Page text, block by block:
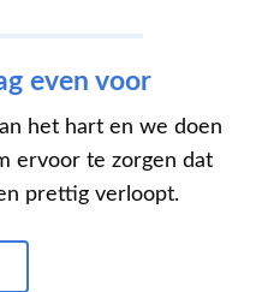
even voor
het hart en we doen
ervoor te zorgen dat
prettig verloopt.